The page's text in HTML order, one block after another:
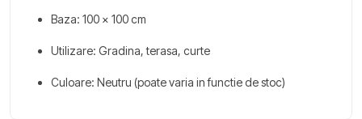
Baza: 100 x 100 cm
Utilizare: Gradina, terasa, curte
Culoare: Neutru (poate varia in functie de stoc)